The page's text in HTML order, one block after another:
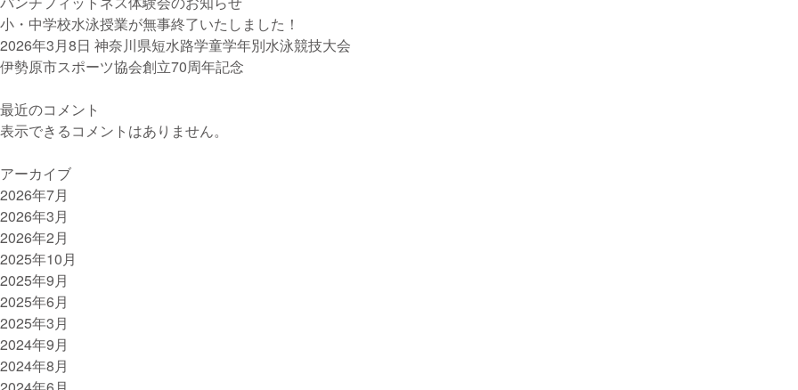
理
の
た
め
従
業
小・中学校水泳授業が無事終了いたしました！
2026年3月8日 神奈川県短水路学童学年別水泳競技大会
伊勢原市スポーツ協会創立70周年記念
最近のコメント
表示できるコメントはありません。
アーカイブ
2026年7月
2026年3月
2026年2月
2025年10月
2025年9月
2025年6月
2025年3月
2024年9月
2024年8月